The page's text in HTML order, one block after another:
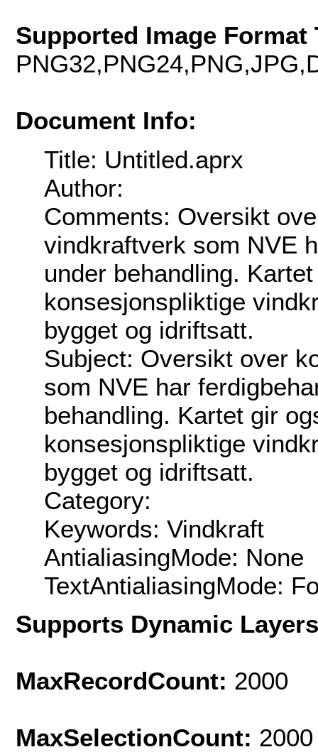
Supported Image Format
Document Info:
Title: Untitled.aprx
Author:
Comments: Oversikt
vindkraftverk som NVE
under behandling.
konsesjonspliktige
bygget og idriftsatt.
Subject: Oversikt over
som NVE har
behandling. Kartet gir
konsesjonspliktige
bygget og idriftsatt.
Category:
Keywords: Vindkraft
AntialiasingMode: None
TextAntialiasingMode:
Supports Dynamic
MaxRecordCount: 2000
MaxSelectionCount: 2000